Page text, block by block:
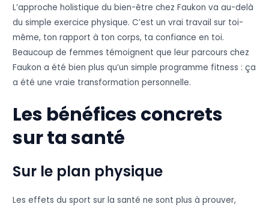
L’approche holistique du bien-être chez Faukon va au-delà
du simple exercice physique. C’est un vrai travail sur toi-
même, ton rapport à ton corps, ta confiance en toi.
Beaucoup de femmes témoignent que leur parcours chez
Faukon a été bien plus qu’un simple programme fitness : ça
a été une vraie transformation personnelle.
Les bénéfices concrets
sur ta santé
Sur le plan physique
Les effets du sport sur la santé ne sont plus à prouver,